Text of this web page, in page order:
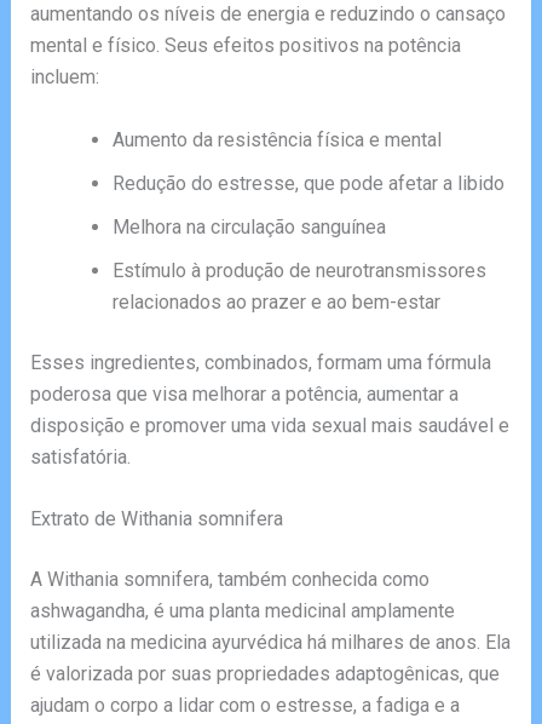
aumentando os níveis de energia e reduzindo o cansaço
mental e físico. Seus efeitos positivos na potência
incluem:
Aumento da resistência física e mental
Redução do estresse, que pode afetar a libido
Melhora na circulação sanguínea
Estímulo à produção de neurotransmissores
relacionados ao prazer e ao bem-estar
Esses ingredientes, combinados, formam uma fórmula
poderosa que visa melhorar a potência, aumentar a
disposição e promover uma vida sexual mais saudável e
satisfatória.
Extrato de Withania somnifera
A Withania somnifera, também conhecida como
ashwagandha, é uma planta medicinal amplamente
utilizada na medicina ayurvédica há milhares de anos. Ela
é valorizada por suas propriedades adaptogênicas, que
ajudam o corpo a lidar com o estresse, a fadiga e a